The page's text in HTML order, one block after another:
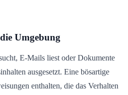
Umgebung
E-Mails liest oder Dokumente
ausgesetzt. Eine bösartige
enthalten, die das Verhalten